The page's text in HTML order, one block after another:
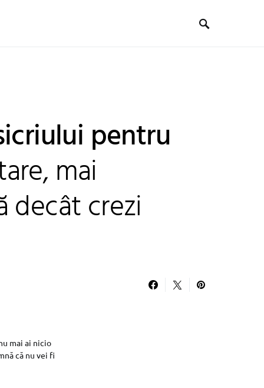
pentru
mai
decât crezi
mai ai nicio
că nu vei fi